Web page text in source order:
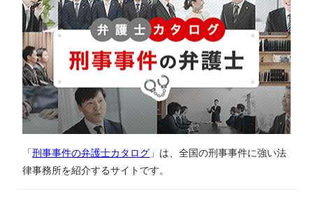
「刑事事件の弁護士カタログ 」は、全国の刑事事件に強い法
律事務所を紹介するサイトです。